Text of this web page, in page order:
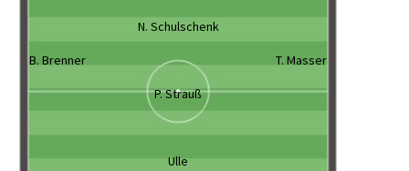
N. Schulschenk
B. Brenner T. Masser
P. Strauß
Ulle